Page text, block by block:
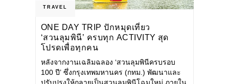
TRAVEL
ONE DAY TRIP ปักหมุดเที่ยว
‘สวนลุมพินี’ ครบทุก ACTIVITY สุด
โปรดเพื่อทุกคน
หลังจากงานเฉลิมฉลอง ‘สวนลุมพินีครบรอบ
100 ปี’ ซึ่งกรุงเทพมหานคร (กทม.) พัฒนาและ
ปรับปรุงให้กลายเป็นสวนลุมพินีโฉมใหม่ ภายใน